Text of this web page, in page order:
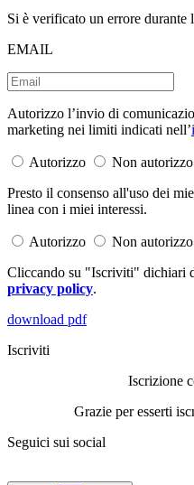
Si è verificato un errore durante
EMAIL
Autorizzo l’invio di
marketing nei limiti indicati nell’
Autorizzo
Non autorizzo
Presto il consenso all'uso dei
linea con i miei interessi.
Autorizzo
Non autorizzo
Cliccando su "Iscriviti" dichiari
privacy policy.
download pdf
Iscriviti
Iscrizione
Grazie per esserti
Seguici sui social